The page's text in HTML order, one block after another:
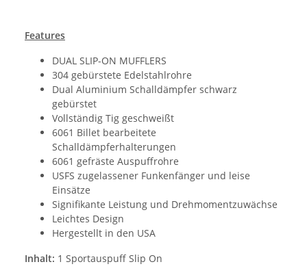
Features
DUAL SLIP-ON MUFFLERS
304 gebürstete Edelstahlrohre
Dual Aluminium Schalldämpfer schwarz
gebürstet
Vollständig Tig geschweißt
6061 Billet bearbeitete
Schalldämpferhalterungen
6061 gefräste Auspuffrohre
USFS zugelassener Funkenfänger und leise
Einsätze
Signifikante Leistung und Drehmomentzuwächse
Leichtes Design
Hergestellt in den USA
Inhalt: 1 Sportauspuff Slip On